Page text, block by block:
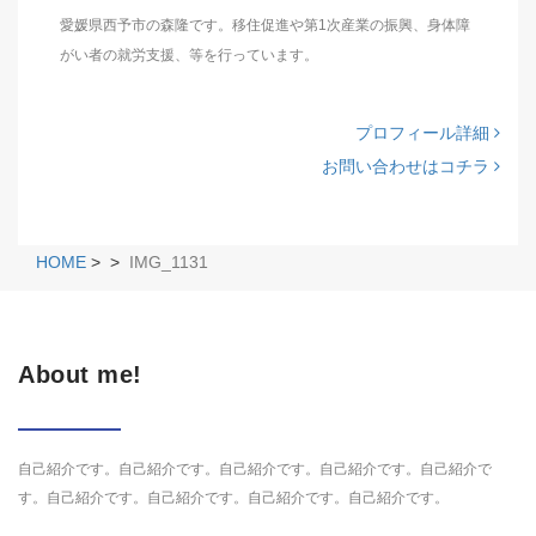
愛媛県西予市の森隆です。移住促進や第1次産業の振興、身体障
がい者の就労支援、等を行っています。
プロフィール詳細
お問い合わせはコチラ
HOME > > IMG_1131
About me!
自己紹介です。自己紹介です。自己紹介です。自己紹介です。自己紹介で
す。自己紹介です。自己紹介です。自己紹介です。自己紹介です。